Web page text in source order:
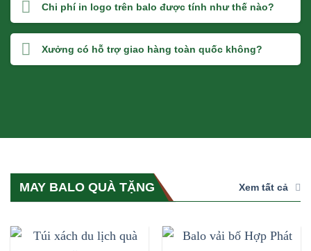
Chi phí in logo trên balo được tính như thế nào?
Xưởng có hỗ trợ giao hàng toàn quốc không?
MAY BALO QUÀ TẶNG Xem tất cả